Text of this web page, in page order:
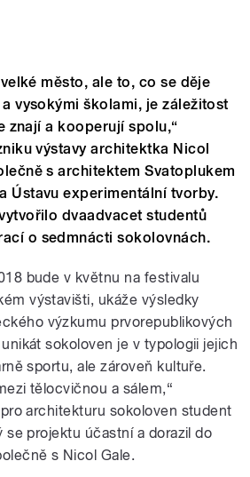
město, ale to, co se děje
vysokými školami, je záležitost
znají a kooperují spolu,“
výstavy architektka Nicol
s architektem Svatoplukem
Ústavu experimentální tvorby.
dvaadvacet studentů
o sedmnácti sokolovnách.
bude v květnu na festivalu
výstavišti, ukáže výsledky
výzkumu prvorepublikových
sokoloven je v typologii jejich
sportu, ale zároveň kultuře.
tělocvičnou a sálem,“
architekturu sokoloven student
se projektu účastní a dorazil do
s Nicol Gale.